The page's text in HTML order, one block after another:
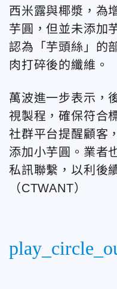
西米露與椰漿，為
芋圓，但並未添加
認為「芋頭絲」的
肉打碎後的纖維。
萬波進一步表示，
視製程，確保符合
社群平台提醒顧客
添加小芋圓。業者
私訊聯繫，以利後
（CTWANT）